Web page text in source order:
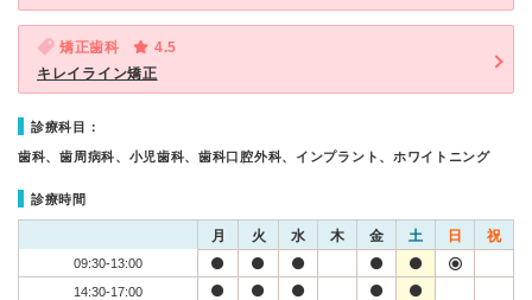
矯正歯科
4.5
キレイライン矯正
診療科目：
歯科、歯周病科、小児歯科、歯科口腔外科、インプラント、ホワイトニング
診療時間
月 火 水 木 金 土 日 祝
09:30-13:00
14:30-17:00